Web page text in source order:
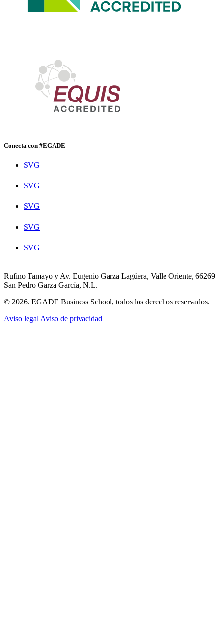
Conecta con #EGADE
SVG
SVG
SVG
SVG
SVG
Rufino Tamayo y Av. Eugenio Garza Lagüera, Valle Oriente, 66269
San Pedro Garza García, N.L.
© 2026. EGADE Business School, todos los derechos reservados.
Aviso legal Aviso de privacidad